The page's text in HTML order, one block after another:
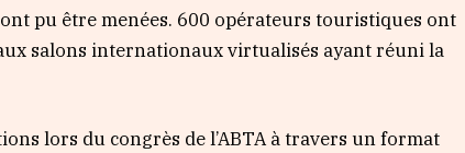
pu être menées. 600 opérateurs touristiques ont
salons internationaux virtualisés ayant réuni la
lors du congrès de l’ABTA à travers un format